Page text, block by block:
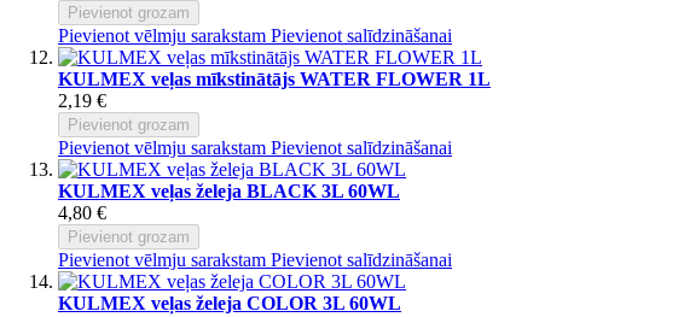
Pievienot grozam
Pievienot vēlmju sarakstam Pievienot salīdzināšanai
KULMEX veļas mīkstinātājs WATER FLOWER 1L
2,19 €
Pievienot grozam
Pievienot vēlmju sarakstam Pievienot salīdzināšanai
KULMEX veļas želeja BLACK 3L 60WL
4,80 €
Pievienot grozam
Pievienot vēlmju sarakstam Pievienot salīdzināšanai
KULMEX veļas želeja COLOR 3L 60WL